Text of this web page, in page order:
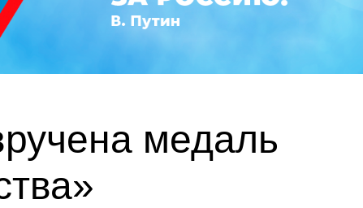
медаль